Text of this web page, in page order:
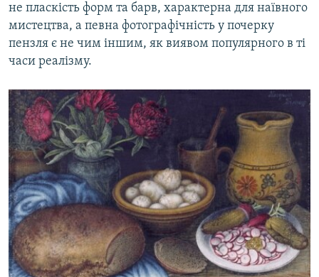
не пласкість форм та барв, характерна для наївного
мистецтва, а певна фотографічність у почерку
пензля є не чим іншим, як виявом популярного в ті
часи реалізму.